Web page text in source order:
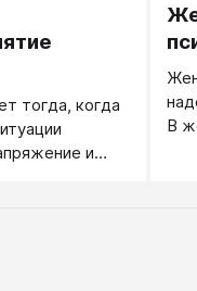
тогда, когда
и
В